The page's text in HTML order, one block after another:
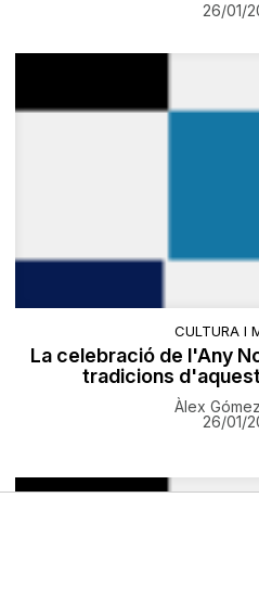
26/01/
CULTURA I
La celebració de l'Any
tradicions
Àlex
26/01/